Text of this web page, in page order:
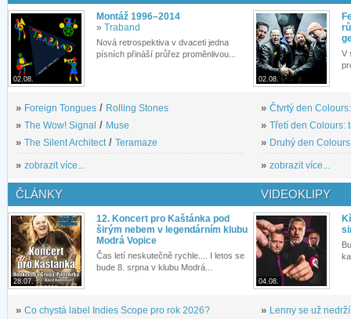
02.08.
Montáž 1996–2014
» Traband
Nová retrospektiva v dvaceti jedna
písních přináší průřez proměnlivou...
» Foreign Tongues / Rolling Stones
» The Wow! Signal / Muse
» The Silent Architect/ Teramaze
» zobrazit více...
02.08.
V
» Čtvrtý den
» Třetí den Colours:
» Druhý den
» zobrazit více...
ČLÁNKY
28.07.
12. Koncert pro Kaštánka pod
širým nebem v legendárním klubu
Modrá Vopice
Čas letí neskutečně rychle.... I letos se
bude 8. srpna v klubu Modrá...
» Co chystá label Indies Scope pro rok 2026?
VIDEOKLIPY
04.08.
» Lenny se už